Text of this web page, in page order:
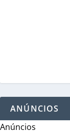
ANÚNCIOS
Anúncios